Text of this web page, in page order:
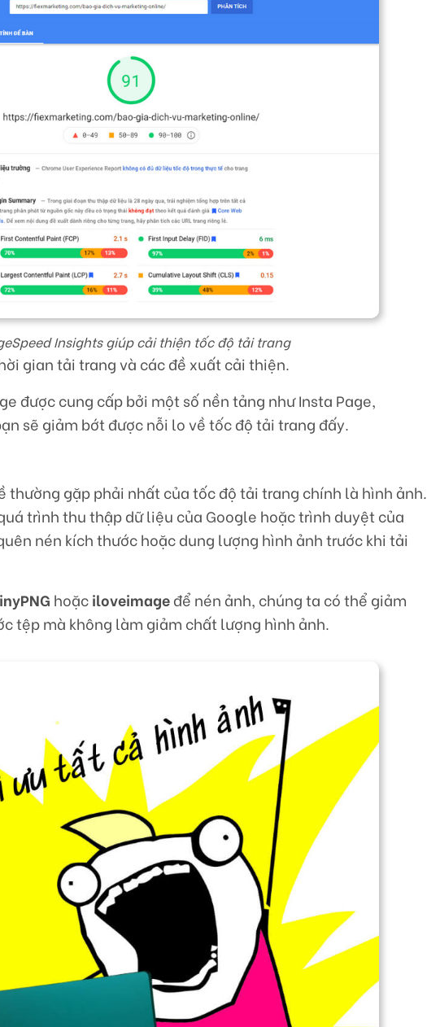
Insights giúp cải thiện tốc độ tải trang
gian tải trang và các đề xuất cải thiện.
được cung cấp bởi một số nền tảng như Insta Page,
sẽ giảm bớt được nỗi lo về tốc độ tải trang đấy.
thường gặp phải nhất của tốc độ tải trang chính là hình ảnh.
trình thu thập dữ liệu của Google hoặc trình duyệt của
nén kích thước hoặc dung lượng hình ảnh trước khi tải
hoặciloveimageđể nén ảnh, chúng ta có thể giảm
tệp mà không làm giảm chất lượng hình ảnh.